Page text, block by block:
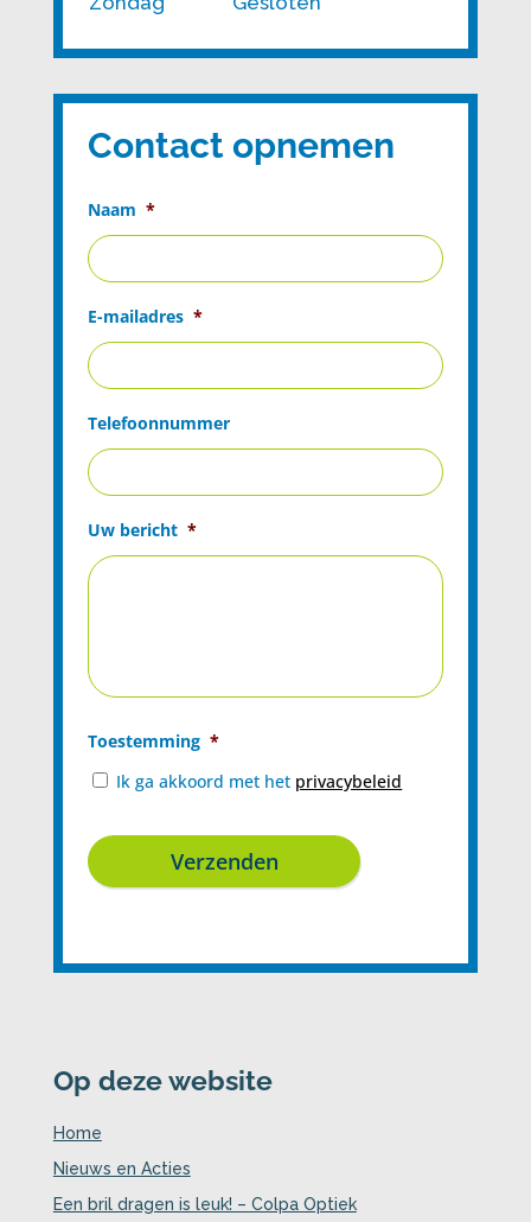
Contact opnemen
Naam *
E-mailadres *
Telefoonnummer
Uw bericht *
Toestemming *
Ik ga akkoord met het privacybeleid
Op deze website
Home
Nieuws en Acties
Een bril dragen is leuk! – Colpa Optiek